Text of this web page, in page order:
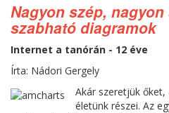
Nagyon szép,
szabható diagramok
Internet a tanórán - 12 éve
Írta: Nádori Gergely
Akár szeretjük
életünk részei. Az